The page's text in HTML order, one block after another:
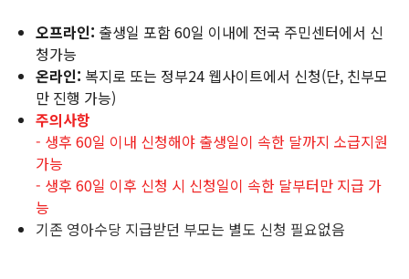
오프라인: 출생일 포함 60일 이내에 전국 주민센터에서 신
청가능
온라인: 복지로 또는 정부24 웹사이트에서 신청(단, 친부모
만 진행 가능)
주의사항
- 생후 60일 이내 신청해야 출생일이 속한 달까지 소급지원
가능
- 생후 60일 이후 신청 시 신청일이 속한 달부터만 지급 가
능
기존 영아수당 지급받던 부모는 별도 신청 필요없음